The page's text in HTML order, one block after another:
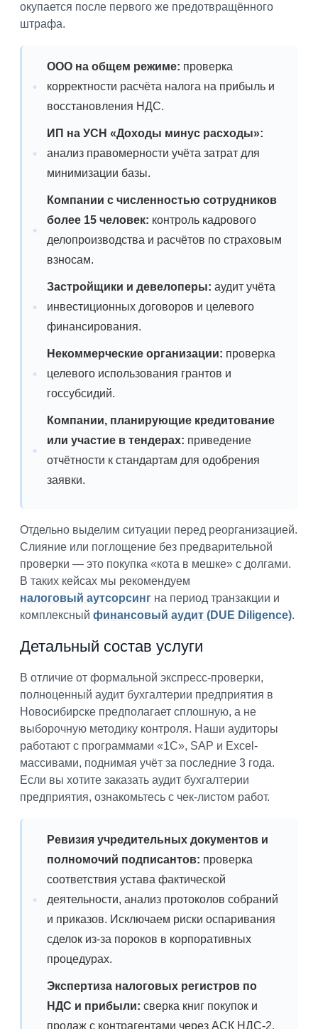
окупается после первого же предотвращённого
штрафа.
ООО на общем режиме: проверка
корректности расчёта налога на прибыль и
восстановления НДС.
ИП на УСН «Доходы минус расходы»:
анализ правомерности учёта затрат для
минимизации базы.
Компании с численностью сотрудников
более 15 человек: контроль кадрового
делопроизводства и расчётов по страховым
взносам.
Застройщики и девелоперы: аудит учёта
инвестиционных договоров и целевого
финансирования.
Некоммерческие организации: проверка
целевого использования грантов и
госсубсидий.
Компании, планирующие кредитование
или участие в тендерах: приведение
отчётности к стандартам для одобрения
заявки.
Отдельно выделим ситуации перед реорганизацией.
Слияние или поглощение без предварительной
проверки — это покупка «кота в мешке» с долгами.
В таких кейсах мы рекомендуем
налоговый аутсорсинг на период транзакции и
комплексный финансовый аудит (DUE Diligence).
Детальный состав услуги
В отличие от формальной экспресс-проверки,
полноценный аудит бухгалтерии предприятия в
Новосибирске предполагает сплошную, а не
выборочную методику контроля. Наши аудиторы
работают с программами «1С», SAP и Excel-
массивами, поднимая учёт за последние 3 года.
Если вы хотите заказать аудит бухгалтерии
предприятия, ознакомьтесь с чек-листом работ.
Ревизия учредительных документов и
полномочий подписантов: проверка
соответствия устава фактической
деятельности, анализ протоколов собраний
и приказов. Исключаем риски оспаривания
сделок из-за пороков в корпоративных
процедурах.
Экспертиза налоговых регистров по
НДС и прибыли: сверка книг покупок и
продаж с контрагентами через АСК НДС-2.